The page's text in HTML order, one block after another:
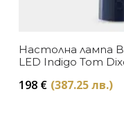
Настолна лампа
LED Indigo Tom
198 € (387.25 лв.)